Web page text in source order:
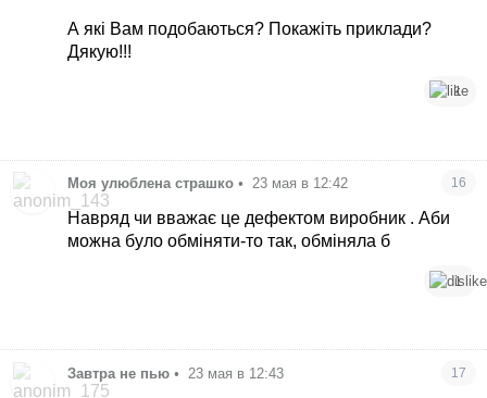
А які Вам подобаються? Покажіть приклади?
Дякую!!!
1
Моя улюблена страшко • 23 мая в 12:42 16
Навряд чи вважає це дефектом виробник . Аби
можна було обміняти-то так, обміняла б
1
Завтра не пью • 23 мая в 12:43 17